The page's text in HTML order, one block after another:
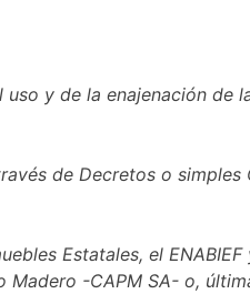
y de la enajenación de
de Decretos o
Estatales, el
-CAPM SA- o,